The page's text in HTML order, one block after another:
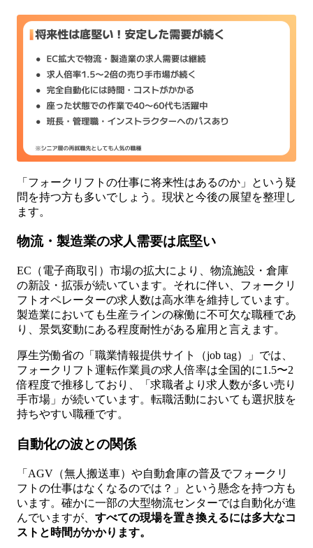
「フォークリフトの仕事に将来性はあるのか」という疑
問を持つ方も多いでしょう。現状と今後の展望を整理し
ます。
物流・製造業の求人需要は底堅い
EC（電子商取引）市場の拡大により、物流施設・倉庫
の新設・拡張が続いています。それに伴い、フォークリ
フトオペレーターの求人数は高水準を維持しています。
製造業においても生産ラインの稼働に不可欠な職種であ
り、景気変動にある程度耐性がある雇用と言えます。
厚生労働省の「職業情報提供サイト（job tag）」では、
フォークリフト運転作業員の求人倍率は全国的に1.5〜2
倍程度で推移しており、「求職者より求人数が多い売り
手市場」が続いています。転職活動においても選択肢を
持ちやすい職種です。
自動化の波との関係
「AGV（無人搬送車）や自動倉庫の普及でフォークリ
フトの仕事はなくなるのでは？」という懸念を持つ方も
います。確かに一部の大型物流センターでは自動化が進
んでいますが、 すべての現場を置き換えるには多大なコ
ストと時間がかかります。